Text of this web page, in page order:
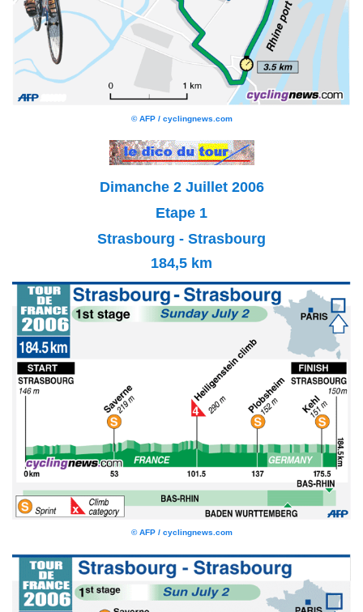
© AFP / cyclingnews.com
Dimanche 2 Juillet 2006
Etape 1
Strasbourg - Strasbourg
184,5 km
© AFP / cyclingnews.com